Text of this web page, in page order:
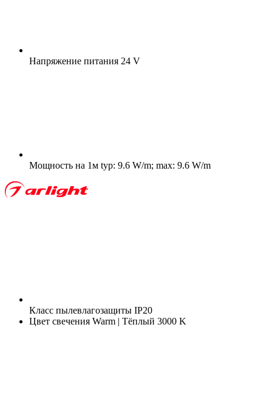
Напряжение питания 24 V
Мощность на 1м typ: 9.6 W/m; max: 9.6 W/m
Класс пылевлагозащиты IP20
Цвет свечения Warm | Тёплый 3000 K